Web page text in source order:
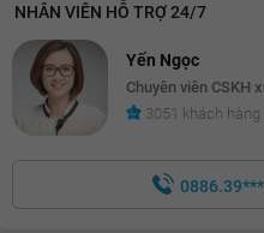
NHÂN VIÊN HỖ TRỢ 24/7
Yến Ngọc
Chuyên viên CSKH
3051 khách
0886.39***